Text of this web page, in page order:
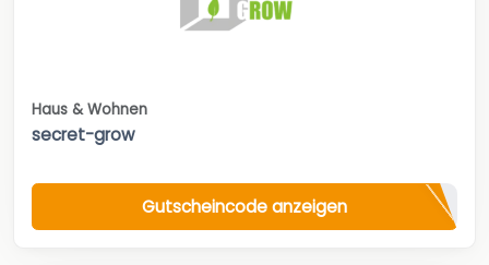
Haus & Wohnen
secret-grow
Gutscheincode anzeigen